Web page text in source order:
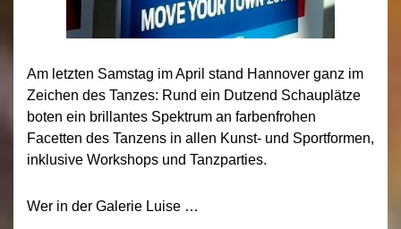
Am letzten Samstag im April stand Hannover ganz im
Zeichen des Tanzes: Rund ein Dutzend Schauplätze
boten ein brillantes Spektrum an farbenfrohen
Facetten des Tanzens in allen Kunst- und Sportformen,
inklusive Workshops und Tanzparties.
Wer in der Galerie Luise …